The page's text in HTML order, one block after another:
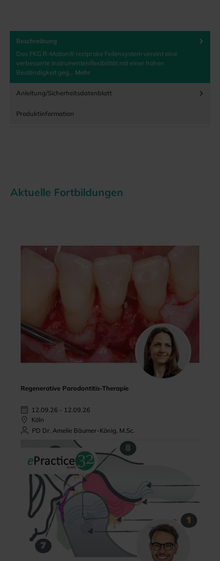
Beschreibung
Das FKG R-Motion® reziproke Feilensystem vereint eine
verbesserte Instrumentenflexibilität mit einer hohen
Beständigkeit geg… Mehr
Anleitung/Sicherheitsdatenblatt
Produktinformation
Aktuelle Fortbildungen
Regenerative Parodontitis-Therapie
12.09.26 - 12.09.26
Köln
PD Dr. Amelie Bäumer-König, M.Sc.